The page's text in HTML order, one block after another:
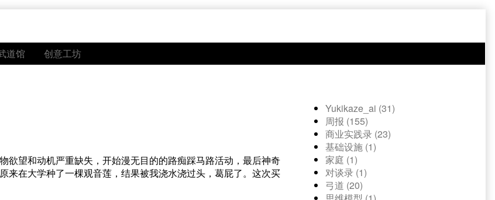
道馆 创意工坊
望和动机严重缺失，开始漫无目的的路痴踩马路活动，最后神奇
在大学种了一棵观音莲，结果被我浇水浇过头，葛屁了。这次买
Yukikaze_ai (31)
周报 (155)
商业实践录 (23)
基础设施 (1)
家庭 (1)
对谈录 (1)
弓道 (20)